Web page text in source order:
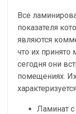
Все
показателя
являются
что их принято
сегодня они
помещениях.
Ламинат с